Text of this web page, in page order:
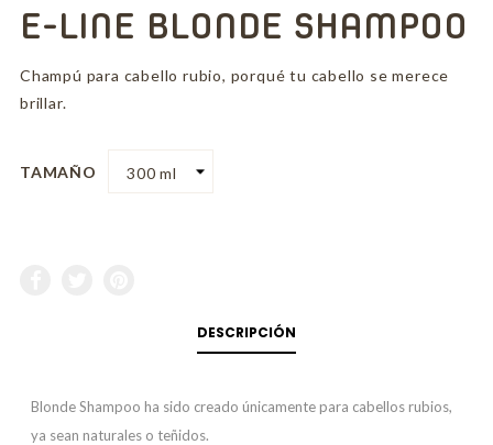
E-LINE BLONDE SHAMPOO
Champú para cabello rubio, porqué tu cabello se merece
brillar.
TAMAÑO
DESCRIPCIÓN
Blonde Shampoo ha sido creado únicamente para cabellos rubios,
ya sean naturales o teñidos.